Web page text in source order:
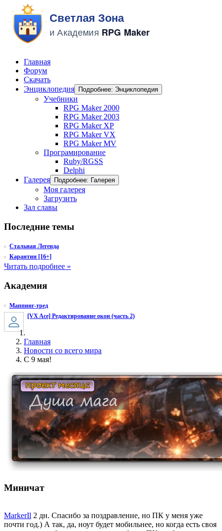
Главная
Форум
Скачать
Энциклопедия
Подробнее: Энциклопедия
Учебники
RPG Maker 2000
RPG Maker 2003
RPG Maker XP
RPG Maker VX
RPG Maker MV
Програмирование
Ruby/RGSS
Delphi
Галерея
Подробнее: Галерея
Моя галерея
Загрузить
Зал славы
Последние темы
Стальная Легенда
Карантин [16+]
Читать подробнее »
Академия
Маппинг-тред
[VX Ace] Редактирование окон (часть 2)
Главная
Новости со всего мира
С 9 мая!
Миничат
MarkerIl 2 дн. Спасибо за поздравление, но ПК у меня уже
почти год.) А так, да, ноут будет мобильнее, но когда есть своя